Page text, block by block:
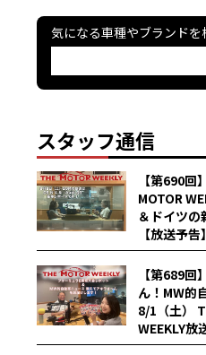
気になる車種やブランドを
スタッフ通信
【第690回
MOTOR
＆ドイツの
【放送予告】
【第689回
ん！MW的
8/1（土）
WEEKLY放